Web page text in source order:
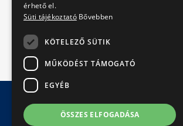
érhető el.
Süti tájékoztató Bővebben
KÖTELEZŐ SÜTIK
MŰKÖDÉST TÁMOGATÓ
EGYÉB
ÖSSZES ELFOGADÁSA